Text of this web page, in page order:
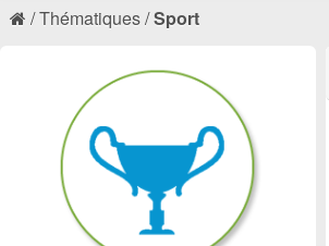
Thématiques Sport